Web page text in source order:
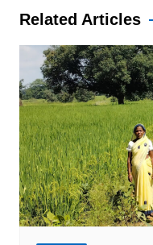
Related Articles